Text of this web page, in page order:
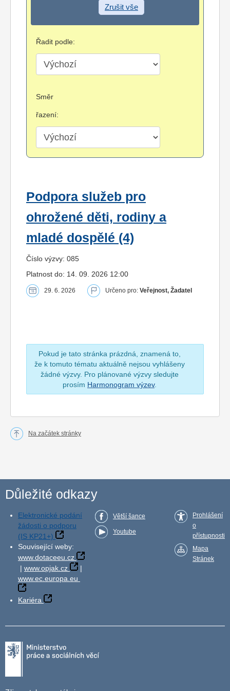
Zrušit vše
Řadit podle:
Směr
řazení:
Podpora služeb pro
ohrožené děti, rodiny a
mladé dospělé (4)
Číslo výzvy: 085
Platnost do: 14. 09. 2026 12:00
29. 6. 2026 Určeno pro: Veřejnost, Žadatel
Pokud je tato stránka prázdná, znamená to,
že k tomuto tématu aktuálně nejsou vyhlášeny
žádné výzvy. Pro plánované výzvy sledujte
prosím Harmonogram výzev.
Na začátek stránky
Důležité odkazy
Elektronické podání
žádosti o podporu
(IS KP21+)
Související weby:
www.dotaceeu.cz
| www.opjak.cz
|
www.ec.europa.eu
Kariéra
Větší šance
Youtube
Prohlášení
o
přístupnosti
Mapa
Stránek